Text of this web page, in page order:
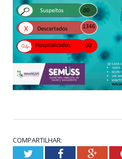
COMPARTILHAR:
TwitterFacebook